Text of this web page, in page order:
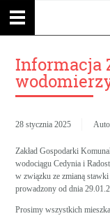
Informacja
28 stycznia 2025
Zakład Gospodarki
wodociągu Cedynia i
w związku ze zmianą
prowadzony od dnia
Prosimy wszystkich